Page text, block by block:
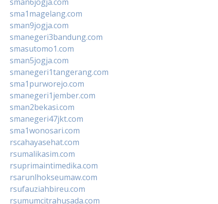
sma1magelang.com
sman9jogja.com
smanegeri3bandung.com
smasutomo1.com
sman5jogja.com
smanegeri1tangerang.com
sma1purworejo.com
smanegeri1jember.com
sman2bekasi.com
smanegeri47jkt.com
sma1wonosari.com
rscahayasehat.com
rsumalikasim.com
rsuprimaintimedika.com
rsarunlhokseumaw.com
rsufauziahbireu.com
rsumumcitrahusada.com